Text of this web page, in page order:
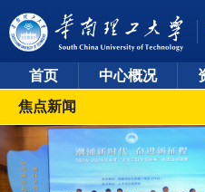
首页 中心概况
焦点新闻